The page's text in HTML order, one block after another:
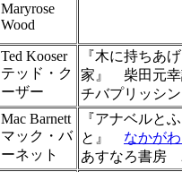
Maryrose
Wood
Ted Kooser
テッド・ク
ーザー
『木に持ちあ
家』 柴田元
チバプリッシ
Mac Barnett
マック・バ
ーネット
『アナベルと
と』 なかが
あすなろ書房